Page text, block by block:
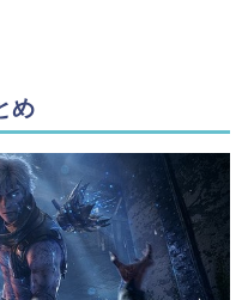
め